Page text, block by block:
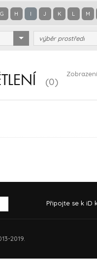
G H I J K L M
výběr prostředí
(0)
Připojte se k iD
2019.